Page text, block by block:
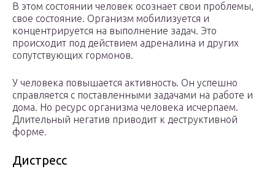
В этом состоянии человек осознает свои проблемы,
свое состояние. Организм мобилизуется и
концентрируется на выполнение задач. Это
происходит под действием адреналина и других
сопутствующих гормонов.
У человека повышается активность. Он успешно
справляется с поставленными задачами на работе и
дома. Но ресурс организма человека исчерпаем.
Длительный негатив приводит к деструктивной
форме.
Дистресс